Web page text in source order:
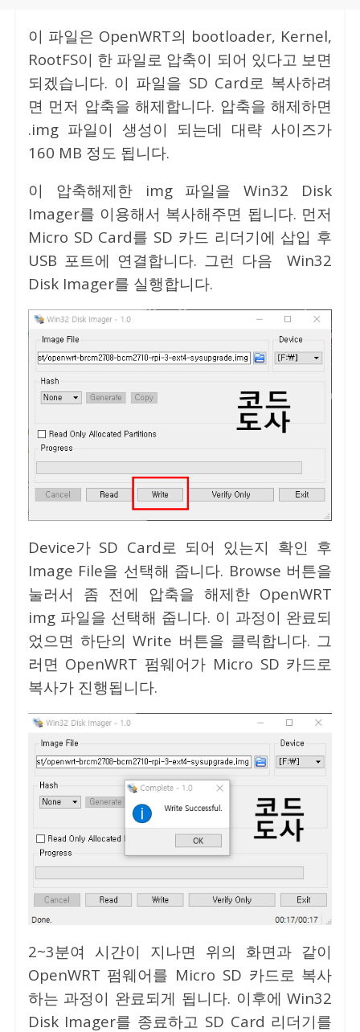
이 파일은 OpenWRT의 bootloader, Kernel,
RootFS이 한 파일로 압축이 되어 있다고 보면
되겠습니다. 이 파일을 SD Card로 복사하려
면 먼저 압축을 해제합니다. 압축을 해제하면
.img 파일이 생성이 되는데 대략 사이즈가
160 MB 정도 됩니다.
이 압축해제한 img 파일을 Win32 Disk
Imager를 이용해서 복사해주면 됩니다. 먼저
Micro SD Card를 SD 카드 리더기에 삽입 후
USB 포트에 연결합니다. 그런 다음 Win32
Disk Imager를 실행합니다.
Device가 SD Card로 되어 있는지 확인 후
Image File을 선택해 줍니다. Browse 버튼을
눌러서 좀 전에 압축을 해제한 OpenWRT
img 파일을 선택해 줍니다. 이 과정이 완료되
었으면 하단의 Write 버튼을 클릭합니다. 그
러면 OpenWRT 펌웨어가 Micro SD 카드로
복사가 진행됩니다.
2~3분여 시간이 지나면 위의 화면과 같이
OpenWRT 펌웨어를 Micro SD 카드로 복사
하는 과정이 완료되게 됩니다. 이후에 Win32
Disk Imager를 종료하고 SD Card 리더기를